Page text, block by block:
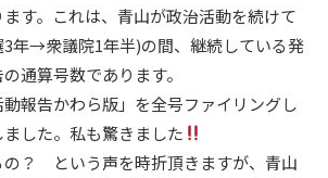
す。これは、青山が政治活動を続けて
年→衆議院1年半)の間、継続している発
通算号数であります。
報告かわら版」を全号ファイリングし
した。私も驚きました
の？ という声を時折頂きますが、青山